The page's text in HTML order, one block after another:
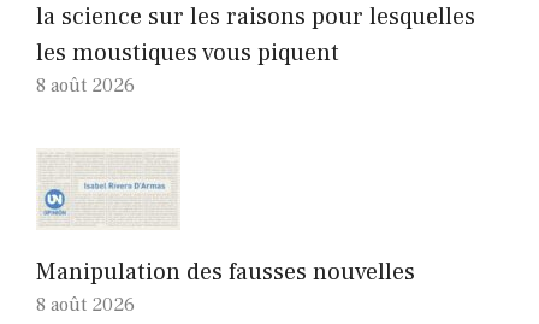
la science sur les raisons pour lesquelles
les moustiques vous piquent
8 août 2026
Manipulation des fausses nouvelles
8 août 2026